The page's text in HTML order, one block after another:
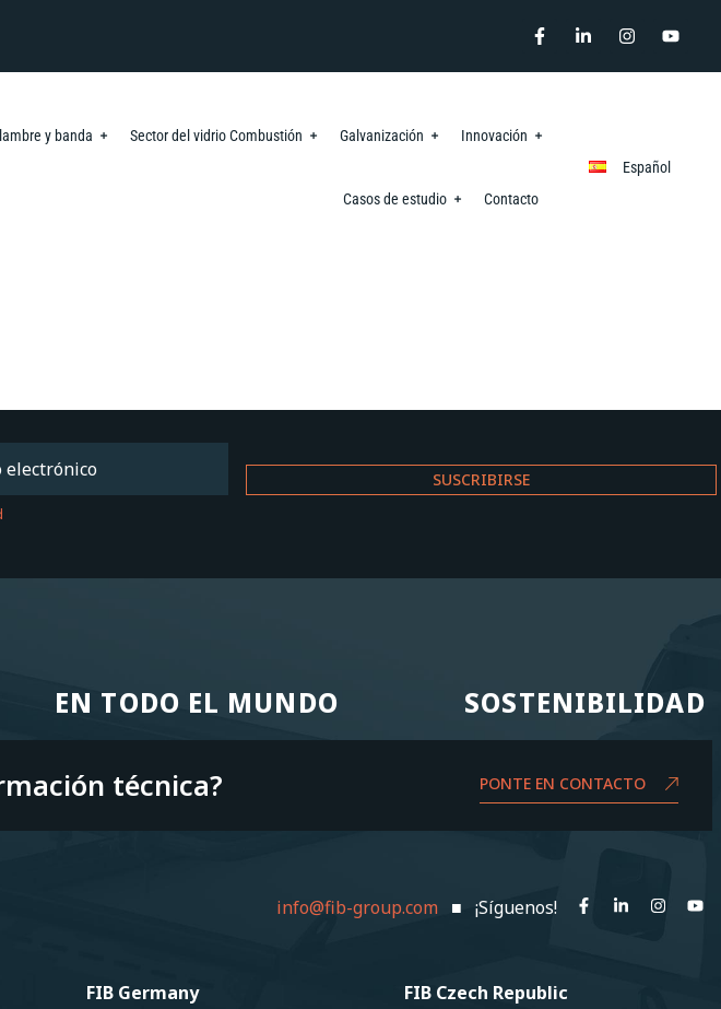
y banda Sector del vidrio Combustión Galvanización Innovación
Casos de estudio Contacto
Español
EN TODO EL MUNDO
EN TODO EL MUNDO SOSTENIBILIDAD
SOSTENIBILIDAD
técnica? PONTE EN CONTACTO
info@fib-group.com■ ¡Síguenos!
FIB Germany
FIB Czech Republic